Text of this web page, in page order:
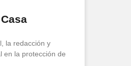
la redacción y
en la protección de